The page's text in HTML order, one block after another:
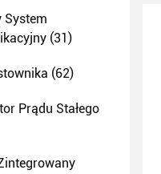
System
(31)
(62)
Prądu Stałego